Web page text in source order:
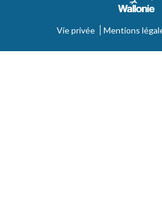
Vie privée Mentions